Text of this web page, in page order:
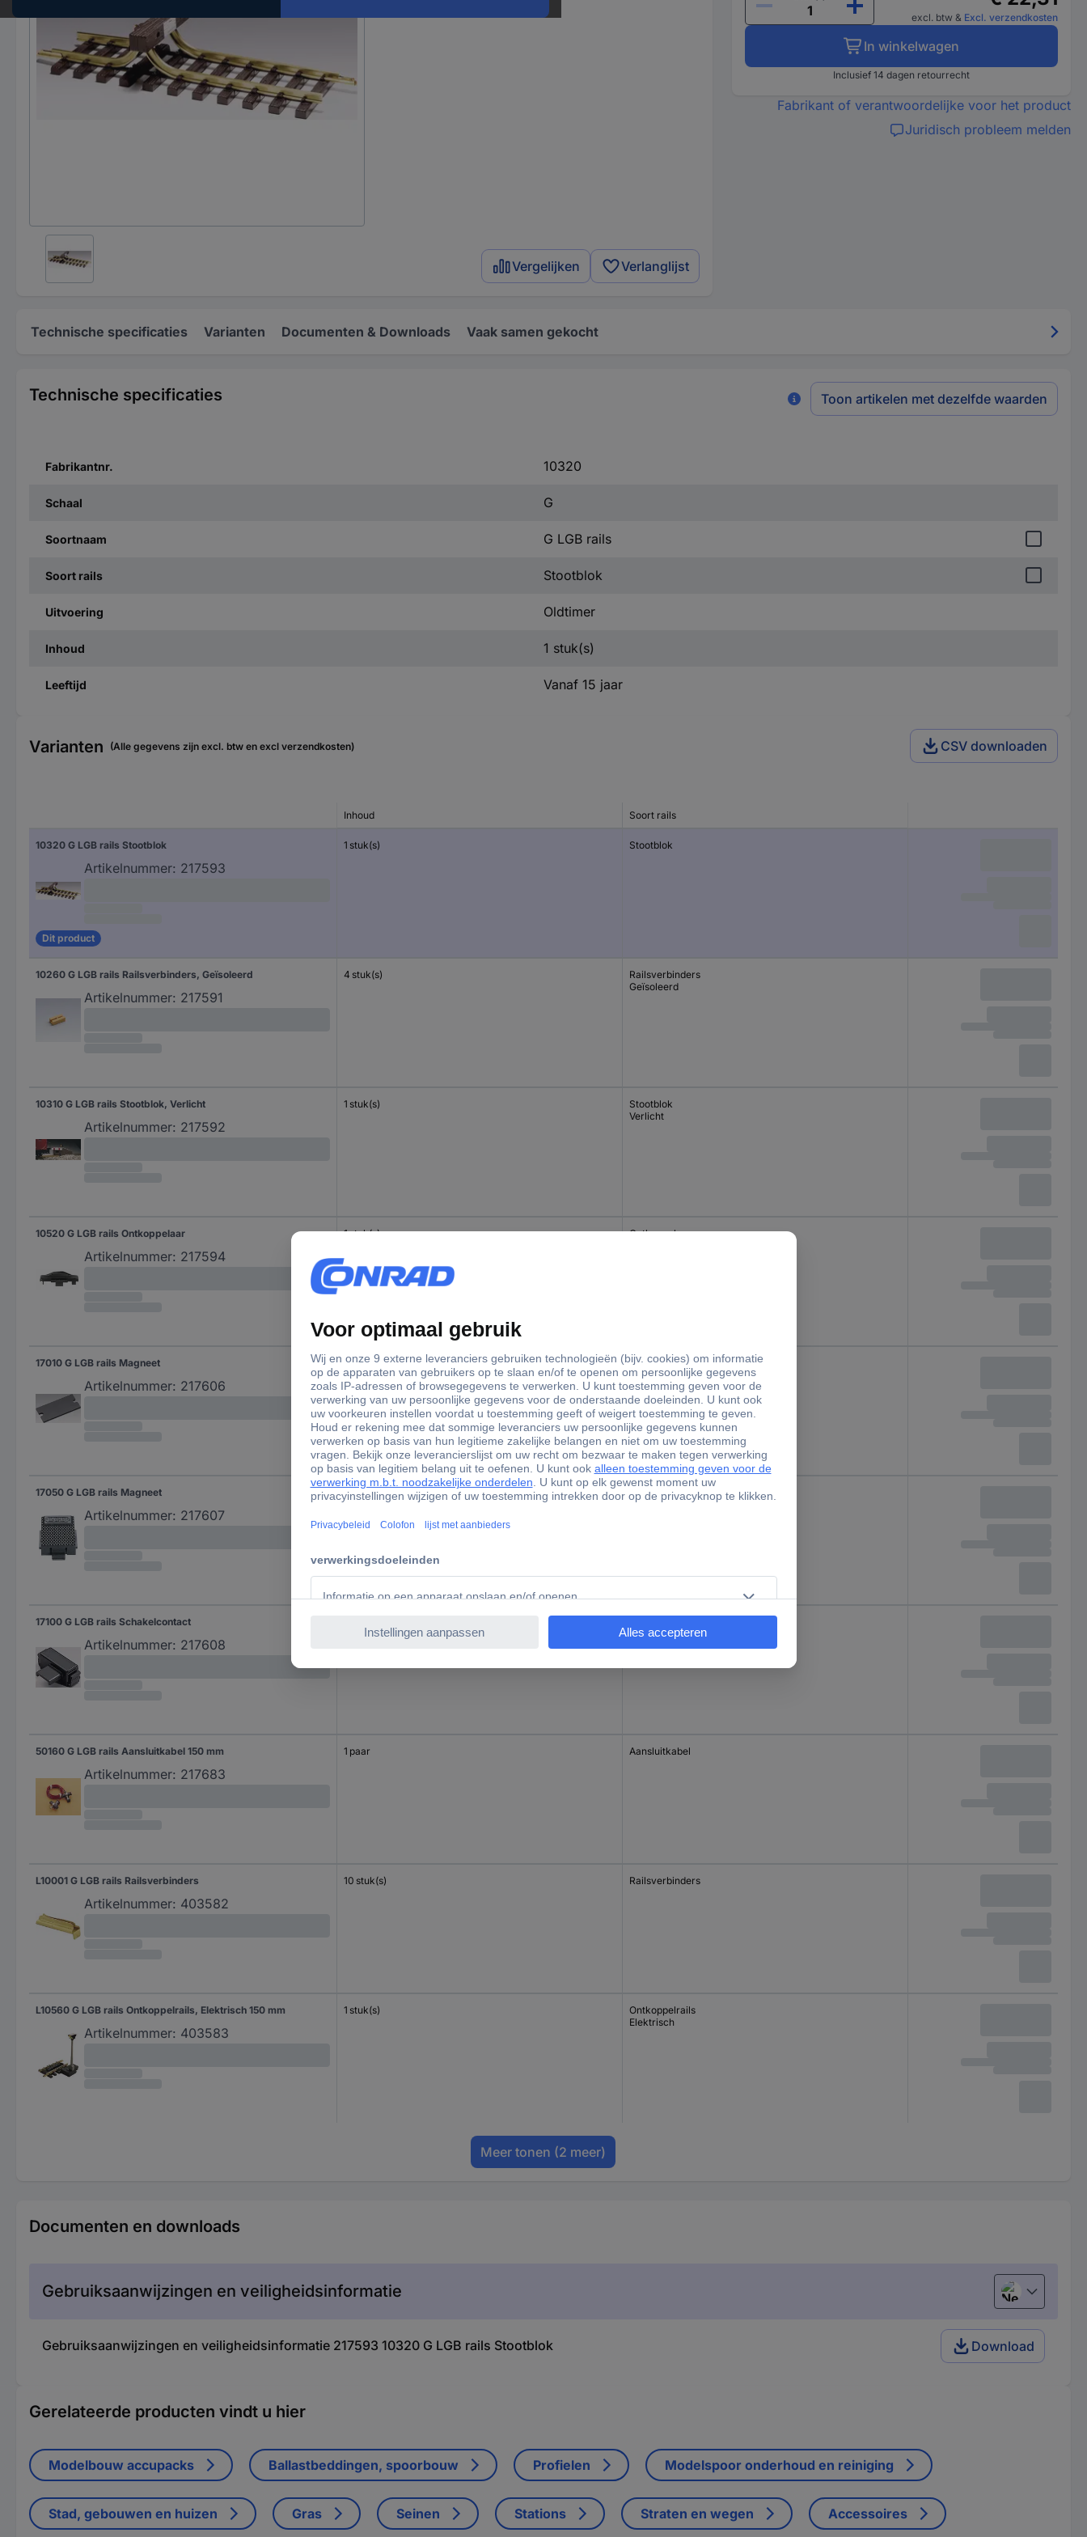
Vergelijken Verlanglijst
excl. btw & Excl. verzendkosten
In winkelwagen
Inclusief 14 dagen retourrecht
Fabrikant of verantwoordelijke voor het product
Juridisch probleem melden
Technische specificaties Varianten Documenten & Downloads Vaak samen gekocht
Technische specificaties Toon artikelen met dezelfde waarden
Fabrikantnr. 10320
Schaal G
Soortnaam G LGB rails
Soort rails Stootblok
Uitvoering Oldtimer
Inhoud 1 stuk(s)
Leeftijd Vanaf 15 jaar
Varianten (Alle gegevens zijn excl. btw en excl verzendkosten) CSV downloaden
Inhoud Soort rails
10320 G LGB rails Stootblok
Artikelnummer: 217593
Dit product
1 stuk(s) Stootblok
10260 G LGB rails Railsverbinders, Geïsoleerd
Artikelnummer: 217591
4 stuk(s)
Railsverbinders
Geïsoleerd
10310 G LGB rails Stootblok, Verlicht
Artikelnummer: 217592
1 stuk(s)
Stootblok
Verlicht
10520 G LGB rails Ontkoppelaar
Artikelnummer: 217594
1 stuk(s) Ontkoppelaar
17010 G LGB rails Magneet
Artikelnummer: 217606
1 stuk(s) Magneet
17050 G LGB rails Magneet
Artikelnummer: 217607
1 stuk(s) Magneet
17100 G LGB rails Schakelcontact
Artikelnummer: 217608
50160 G LGB rails Aansluitkabel 150 mm
Artikelnummer: 217683
1 paar Aansluitkabel
L10001 G LGB rails Railsverbinders
Artikelnummer: 403582
10 stuk(s) Railsverbinders
L10560 G LGB rails Ontkoppelrails, Elektrisch 150 mm
Artikelnummer: 403583
1 stuk(s)
Ontkoppelrails
Elektrisch
Meer tonen (2 meer)
Documenten en downloads
Gebruiksaanwijzingen en veiligheidsinformatie Nederlands
Gebruiksaanwijzingen en veiligheidsinformatie 217593 10320 G LGB rails Stootblok Download
Gerelateerde producten vindt u hier
Modelbouw accupacks Ballastbeddingen, spoorbouw Profielen Modelspoor onderhoud en reiniging
Stad, gebouwen en huizen Gras Seinen Stations Straten en wegen Accessoires